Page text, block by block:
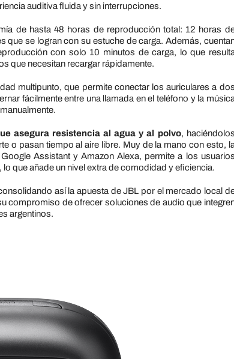
auditiva fluida y sin interrupciones.
de hasta 48 horas de reproducción total: 12 horas
se logran con su estuche de carga. Además,
con solo 10 minutos de carga, lo que resulta
que necesitan recargar rápidamente.
multipunto, que permite conectar los auriculares a dos
fácilmente entre una llamada en el teléfono y la música
asegura resistencia al agua y al polvo, haciéndolos
o pasan tiempo al aire libre. Muy de la mano con esto, la
Assistant y Amazon Alexa, permite a los usuarios
que añade un nivel extra de comodidad y eficiencia.
así la apuesta de JBL por el mercado local
compromiso de ofrecer soluciones de audio que
argentinos.